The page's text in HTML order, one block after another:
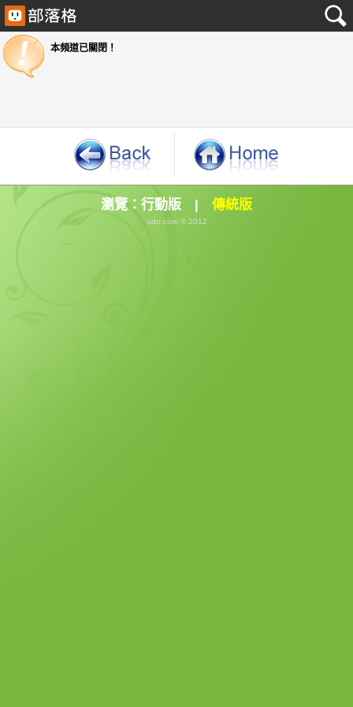
瀏覽： 行動版 | 傳統版
udn.com © 2012